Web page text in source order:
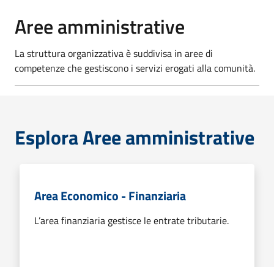
Aree amministrative
La struttura organizzativa è suddivisa in aree di
competenze che gestiscono i servizi erogati alla comunità.
Esplora Aree amministrative
Area Economico - Finanziaria
L’area finanziaria gestisce le entrate tributarie.